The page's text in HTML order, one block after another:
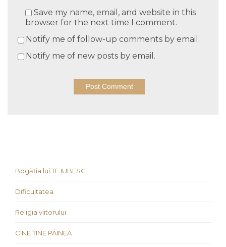
Save my name, email, and website in this
browser for the next time I comment.
Notify me of follow-up comments by email.
Notify me of new posts by email.
Bogăția lui TE IUBESC
Dificultatea
Religia viitorului
CINE ȚINE PÂINEA